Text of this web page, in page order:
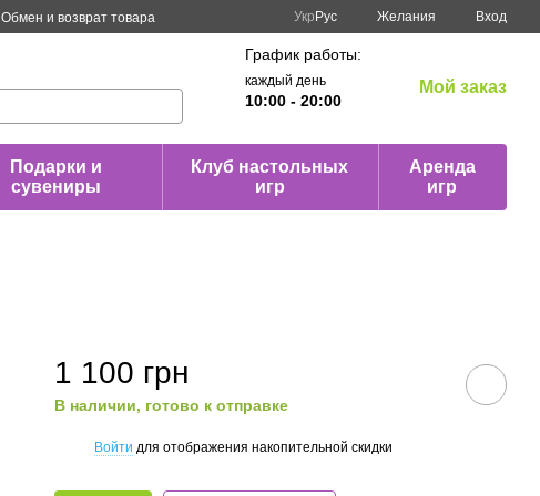
Обмен и возврат товара
Укр Рус Желания Вход
График работы:
каждый день
10:00 - 20:00
Мой заказ
Подарки и
сувениры
Клуб настольных
игр
Аренда
игр
1 100 грн
В наличии, готово к отправке
Войти для отображения накопительной скидки